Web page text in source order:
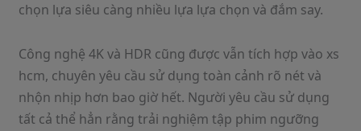
chọn lựa siêu càng nhiều lựa lựa chọn và đắm say.
Công nghệ 4K và HDR cũng được vẫn tích hợp vào xs
hcm, chuyên yêu cầu sử dụng toàn cảnh rõ nét và
nhộn nhịp hơn bao giờ hết. Người yêu cầu sử dụng
tất cả thể hẳn rằng trải nghiệm tập phim ngưỡng